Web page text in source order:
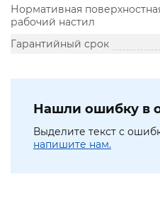
Нормативная
рабочий настил
Гарантийный срок
Нашли ошибку в
Выделите текст с
напишите нам.